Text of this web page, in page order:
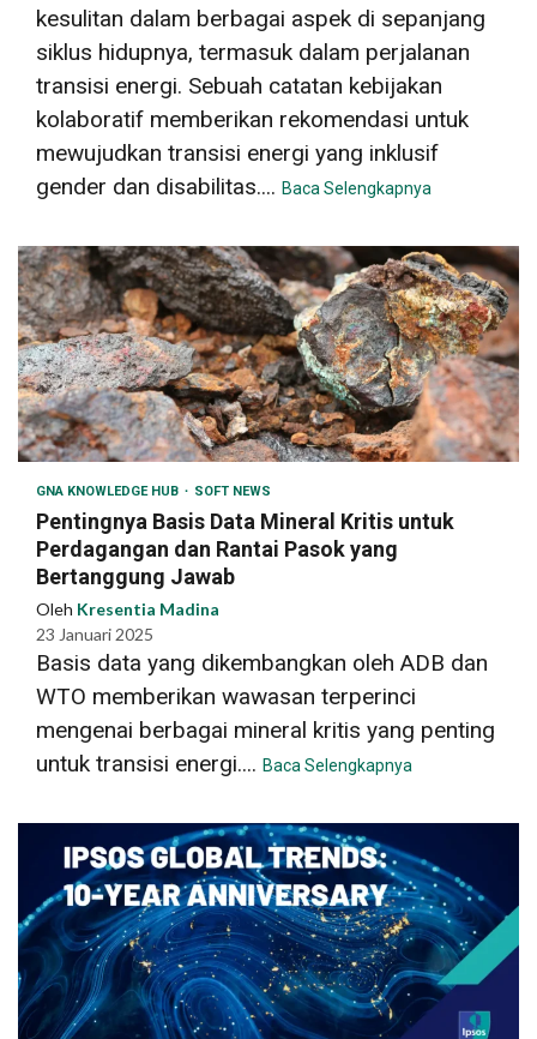
kesulitan dalam berbagai aspek di sepanjang
siklus hidupnya, termasuk dalam perjalanan
transisi energi. Sebuah catatan kebijakan
kolaboratif memberikan rekomendasi untuk
mewujudkan transisi energi yang inklusif
gender dan disabilitas.... Baca Selengkapnya
GNA KNOWLEDGE HUB SOFT NEWS
Pentingnya Basis Data Mineral Kritis untuk
Perdagangan dan Rantai Pasok yang
Bertanggung Jawab
Oleh Kresentia Madina
23 Januari 2025
Basis data yang dikembangkan oleh ADB dan
WTO memberikan wawasan terperinci
mengenai berbagai mineral kritis yang penting
untuk transisi energi.... Baca Selengkapnya